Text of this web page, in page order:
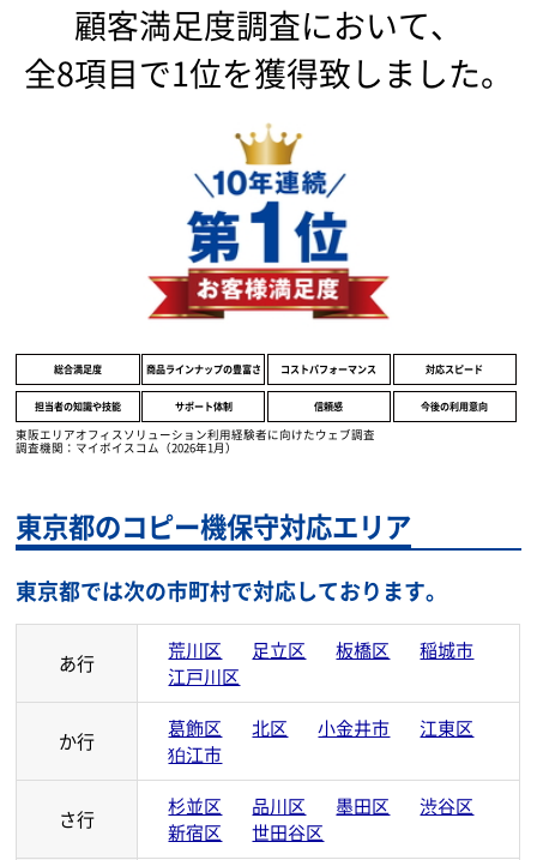
顧客満足度調査において、
全8項目で1位を獲得致しました。
総合満足度 商品ラインナップの豊富さ コストパフォーマンス 対応スピード
担当者の知識や技能 サポート体制 信頼感 今後の利用意向
東阪エリアオフィスソリューション利用経験者に向けたウェブ調査
調査機関：マイボイスコム（2026年1月）
東京都のコピー機保守対応エリア
東京都では次の市町村で対応しております。
あ行
荒川区 足立区 板橋区
稲城市
江戸川区
か行
葛飾区 北区 小金井市
江東区
狛江市
さ行
杉並区 品川区 墨田区
渋谷区
新宿区
世田谷区